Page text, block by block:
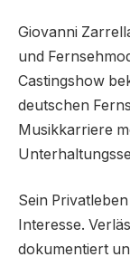
Giovanni
und
Castingshow
deutschen
Musikkarriere
Sein
Interesse.
dokumentiert